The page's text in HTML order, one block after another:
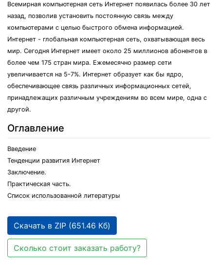
Всемирная компьютерная сеть Интернет появилась более 30 лет
назад, позволив установить постоянную связь между
компьютерами с целью быстрого обмена информацией.
Интернет - глобальная компьютерная сеть, охватывающая весь
мир. Сегодня Интернет имеет около 25 миллионов абонентов в
более чем 175 стран мира. Ежемесячно размер сети
увеличивается на 5-7%. Интернет образует как бы ядро,
обеспечивающее связь различных информационных сетей,
принадлежащих различным учреждениям во всем мире, одна с
другой.
Оглавление
Введение
Тенденции развития Интернет
Заключение.
Практическая часть.
Список использованной литературы
Скачать в ZIP (651.46 Кб)
Сколько стоит заказать работу?